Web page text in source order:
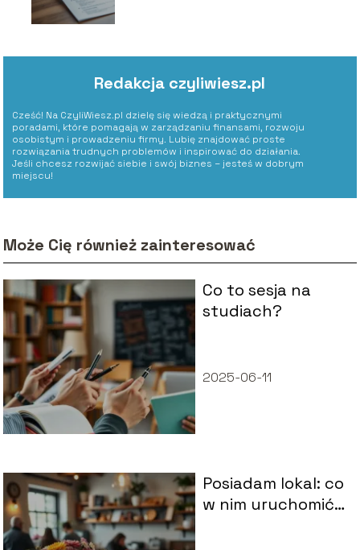
Redakcja czyliwiesz.pl
Cześć! Na CzyliWiesz.pl dzielę się wiedzą i praktycznymi
poradami, które pomagają w zarządzaniu finansami, rozwoju
osobistym i prowadzeniu firmy. Lubię znajdować proste
rozwiązania trudnych problemów i inspirować do działania.
Jeśli chcesz rozwijać siebie i swój biznes – jesteś w dobrym
miejscu!
Może Cię również zainteresować
Co to sesja na
studiach?
2025-06-11
Posiadam lokal: co
w nim uruchomić?